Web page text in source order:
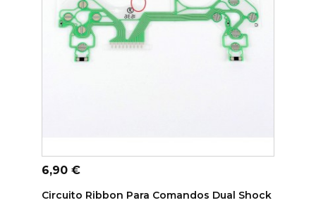
ADICIONAR AO CARRINHO
Preço
6,90 €
Circuito Ribbon Para Comandos Dual Shock